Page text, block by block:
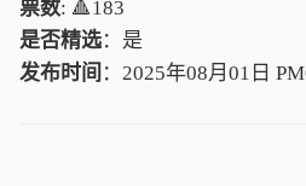
票数: 🔺183
是否精选：是
发布时间 ：2025年08月01日